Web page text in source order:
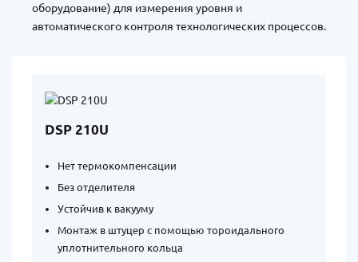
оборудование) для измерения уровня и
автоматического контроля технологических процессов.
DSP 210U
Нет термокомпенсации
Без отделителя
Устойчив к вакууму
Монтаж в штуцер с помощью тороидального
уплотнительного кольца